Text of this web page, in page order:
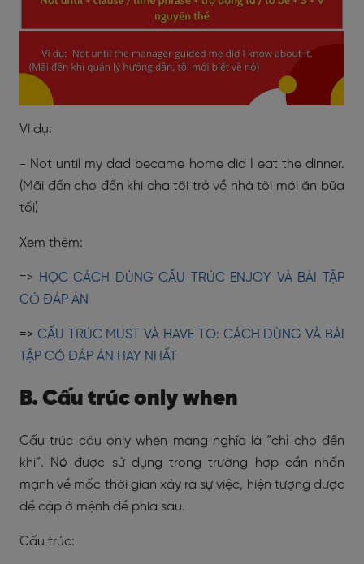
Ví dụ:
- Not until my dad became home did I eat the dinner.
(Mãi đến cho đến khi cha tôi trở về nhà tôi mới ăn bữa
tối)
Xem thêm:
=> HỌC CÁCH DÙNG CẤU TRÚC ENJOY VÀ BÀI TẬP
CÓ ĐÁP ÁN
=> CẤU TRÚC MUST VÀ HAVE TO: CÁCH DÙNG VÀ BÀI
TẬP CÓ ĐÁP ÁN HAY NHẤT
B. Cấu trúc only when
Cấu trúc câu only when mang nghĩa là “chỉ cho đến
khi”. Nó được sử dụng trong trường hợp cần nhấn
mạnh về mốc thời gian xảy ra sự việc, hiện tượng được
đề cập ở mệnh đề phía sau.
Cấu trúc: